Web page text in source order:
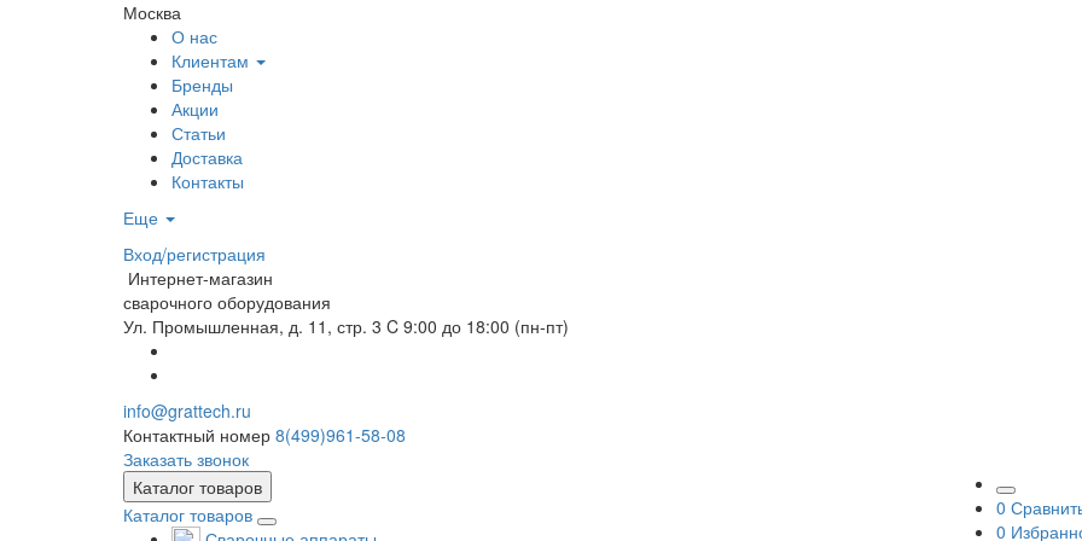
Москва
О нас
Клиентам
Бренды
Акции
Статьи
Доставка
Контакты
Еще
Вход/регистрация
Интернет-магазин
сварочного оборудования
Ул. Промышленная, д. 11, стр. 3 C 9:00 до 18:00 (пн-пт)
info@grattech.ru
Контактный номер 8(499)961-58-08
Заказать звонок
Каталог товаров
Каталог товаров
0
0